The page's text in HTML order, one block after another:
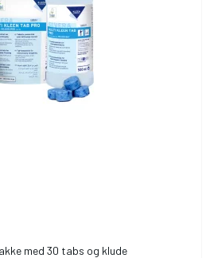
med 30 tabs og klude